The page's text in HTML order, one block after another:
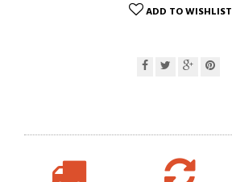
ADD TO WISHLIST